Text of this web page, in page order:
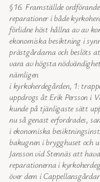
§16. Framställde
reparationer i både
förlidne höst hållna av av
ekonomiska besiktning i
prästgårdarna och beslöts
vara av högsta
nämligen
i kyrkoherdegården, 1:
uppdrogs åt Erik Persson i
kunde på tjänligaste sätt
nu så genast erfordrades,
i ekonomiska
bakugnen i brygghuset och
Jansson vid Stennäs att
reparationerna i
över dem i